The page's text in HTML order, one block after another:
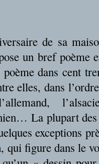
de sa
un bref poème
dans cent
elles, dans
La plupart
exceptions
qui figure dans le